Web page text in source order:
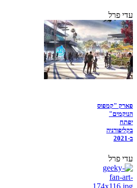
עדי פרל
פארק "קמפוס
הנוקמים"
יפתח
בקליפורניה
ב-2021
עדי פרל